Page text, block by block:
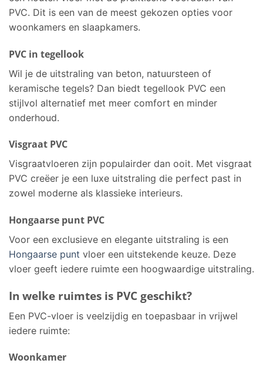
PVC. Dit is een van de meest gekozen opties voor
woonkamers en slaapkamers.
PVC in tegellook
Wil je de uitstraling van beton, natuursteen of
keramische tegels? Dan biedt tegellook PVC een
stijlvol alternatief met meer comfort en minder
onderhoud.
Visgraat PVC
Visgraatvloeren zijn populairder dan ooit. Met visgraat
PVC creëer je een luxe uitstraling die perfect past in
zowel moderne als klassieke interieurs.
Hongaarse punt PVC
Voor een exclusieve en elegante uitstraling is een
Hongaarse punt vloer een uitstekende keuze. Deze
vloer geeft iedere ruimte een hoogwaardige uitstraling.
In welke ruimtes is PVC geschikt?
Een PVC-vloer is veelzijdig en toepasbaar in vrijwel
iedere ruimte:
Woonkamer